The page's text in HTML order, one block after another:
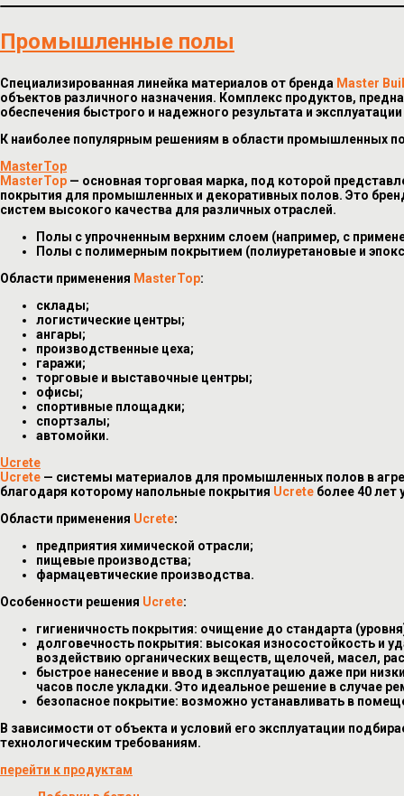
Промышленные полы
Специализированная линейка материалов от бренда Master
объектов различного назначения. Комплекс продуктов,
обеспечения быстрого и надежного результата и
К наиболее популярным решениям в области промышленных
MasterTop
MasterTop — основная торговая марка, под которой
покрытия для промышленных и декоративных полов. Это
систем высокого качества для различных отраслей.
Полы с упрочненным верхним слоем (например, с
Полы с полимерным покрытием (полиуретановые и
Области применения MasterTop:
склады;
логистические центры;
ангары;
производственные цеха;
гаражи;
торговые и выставочные центры;
офисы;
спортивные площадки;
спортзалы;
автомойки.
Ucrete
Ucrete — системы материалов для промышленных полов в
благодаря которому напольные покрытия Ucrete более 40 лет
Области применения Ucrete:
предприятия химической отрасли;
пищевые производства;
фармацевтические производства.
Особенности решения Ucrete:
гигиеничность покрытия: очищение до стандарта
долговечность покрытия: высокая износостойкость и
воздействию органических веществ, щелочей, масел,
быстрое нанесение и ввод в эксплуатацию даже при
часов после укладки. Это идеальное решение в случае
безопасное покрытие: возможно устанавливать в
В зависимости от объекта и условий его эксплуатации
технологическим требованиям.
перейти к продуктам